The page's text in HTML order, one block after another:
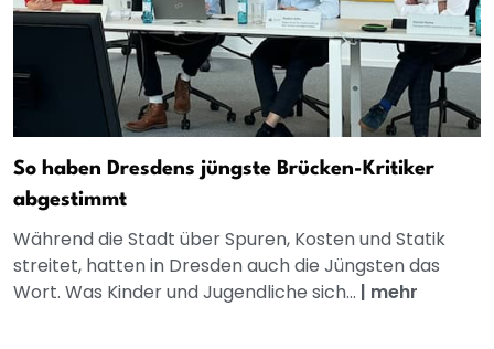
So haben Dresdens jüngste Brücken-Kritiker
abgestimmt
Während die Stadt über Spuren, Kosten und Statik
streitet, hatten in Dresden auch die Jüngsten das
Wort. Was Kinder und Jugendliche sich... | mehr